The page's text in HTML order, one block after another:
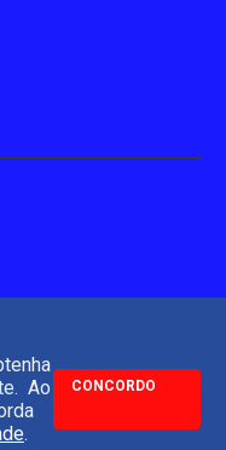
Ao
.
CONCORDO